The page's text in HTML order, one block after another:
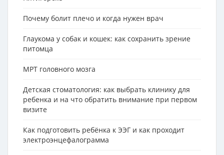
Почему болит плечо и когда нужен врач
Глаукома у собак и кошек: как сохранить зрение
питомца
МРТ головного мозга
Детская стоматология: как выбрать клинику для
ребенка и на что обратить внимание при первом
визите
Как подготовить ребёнка к ЭЭГ и как проходит
электроэнцефалограмма